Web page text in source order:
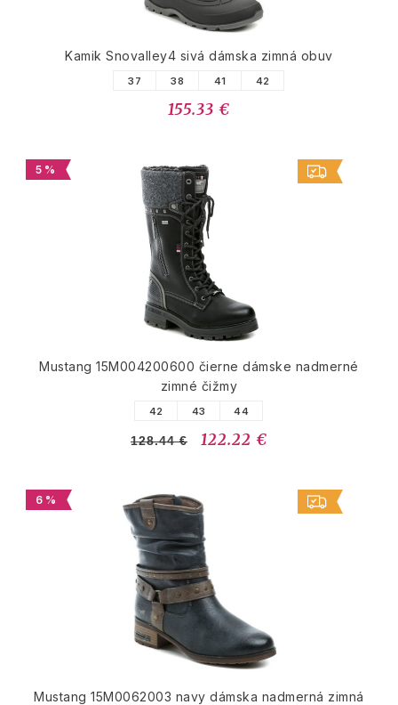
Kamik Snovalley4 sivá dámska zimná obuv
37 38 41 42
155.33 €
5 %
Mustang 15M004200600 čierne dámske nadmerné
zimné čižmy
42 43 44
128.44 € 122.22 €
6 %
Mustang 15M0062003 navy dámska nadmerná zimná